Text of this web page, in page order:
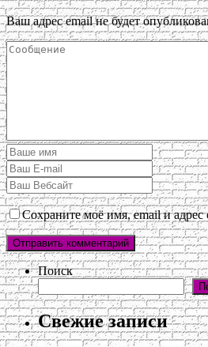
Ваш адрес email не будет
Сохраните моё имя, email и
Поиск
Свежие записи